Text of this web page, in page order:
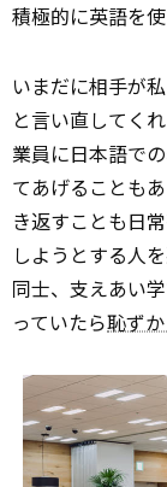
積極的に英語を
いまだに相手が
と言い直してく
業員に日本語で
てあげることも
き返すことも日
しようとする人
同士、支えあい
っていたら恥ず